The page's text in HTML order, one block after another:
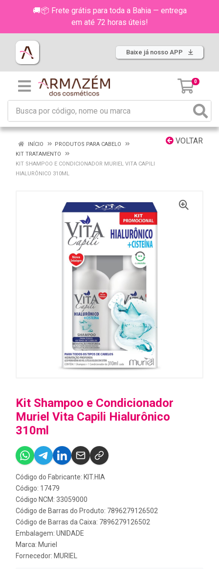
🚚📦 Frete grátis para toda a Bahia — entrega
em até 72 horas úteis!
Baixe já nosso APP
0
VOLTAR
INÍCIO
PRODUTOS PARA CABELO
KIT TRATAMENTO
KIT SHAMPOO E CONDICIONADOR MURIEL VITA CAPILI
HIALURÔNICO 310ML
Kit Shampoo e Condicionador
Muriel Vita Capili Hialurônico
310ml
Código do Fabricante: KIT.HIA
Código: 17479
Código NCM: 33059000
Código de Barras do Produto: 7896279126502
Código de Barras da Caixa: 7896279126502
Embalagem: UNIDADE
Marca: Muriel
Fornecedor: MURIEL